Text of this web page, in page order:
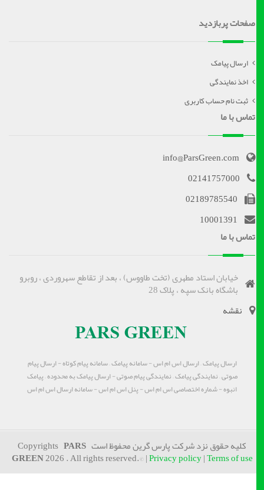
صفحات پربازدید
ارسال پیامک
اخذ نمایندگی
ثبت نام حساب کاربری
تماس با ما
info@ParsGreen.com
02141757000
02189785540
10001391
تماس با ما
خیابان استاد مطهری (تخت طاووس) ، بعد از تقاطع سهروردی ، روبرو
باشگاه بانک سپه ، پلاک 28
نقشه
ارسال پیامک – ارسال اس ام اس - سامانه پیامک – سامانه پیام کوتاه - ارسال پیام
صوتی – نمایندگی پیامک – نمایندگی پیام صوتی - ارسال پیامک به محدوده – پیامک
انبوه - شماره اختصاصی اس ام اس - پنل اس ام اس - سامانه ارسال اس ام اس
کلیه حقوق نزد شرکت پارس گرین محفوظ است CopyrightsPARS
GREEN2026 . All rights reserved.© |Privacy policy|Terms of use